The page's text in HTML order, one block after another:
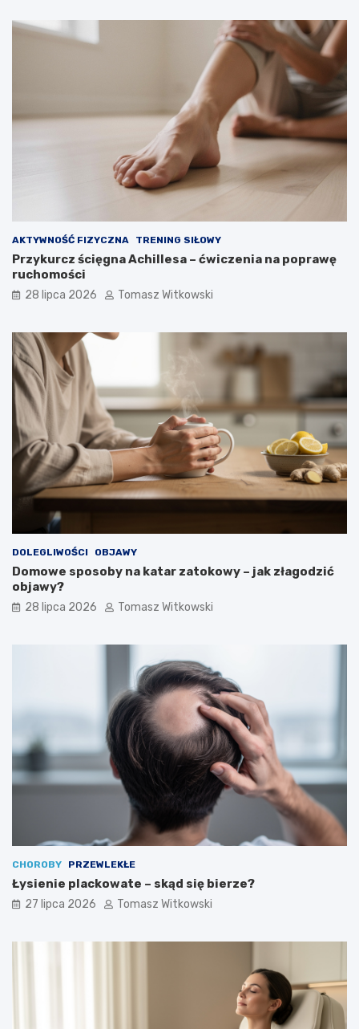
AKTYWNOŚĆ FIZYCZNA TRENING SIŁOWY
Przykurcz ścięgna Achillesa – ćwiczenia na poprawę
ruchomości
28 lipca 2026 Tomasz Witkowski
DOLEGLIWOŚCI OBJAWY
Domowe sposoby na katar zatokowy – jak złagodzić
objawy?
28 lipca 2026 Tomasz Witkowski
CHOROBY PRZEWLEKŁE
Łysienie plackowate – skąd się bierze?
27 lipca 2026 Tomasz Witkowski